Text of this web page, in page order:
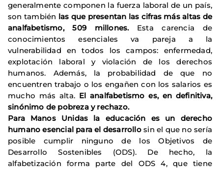
generalmente componen la fuerza laboral de un país,
son también las que presentan las cifras más altas de
analfabetismo, 509 millones.Esta carencia de
conocimientos esenciales va pareja a la
vulnerabilidad en todos los campos: enfermedad,
explotación laboral y violación de los derechos
humanos. Además, la probabilidad de que no
encuentren trabajo o los engañen con los salarios es
mucho más alta. El analfabetismo es, en definitiva,
sinónimo de pobreza y rechazo.
Para Manos Unidas la educación es un derecho
humano esencial para el desarrollosin el que no sería
posible cumplir ninguno de los Objetivos de
Desarrollo Sostenibles (ODS). De hecho, la
alfabetización forma parte del ODS 4, que tiene